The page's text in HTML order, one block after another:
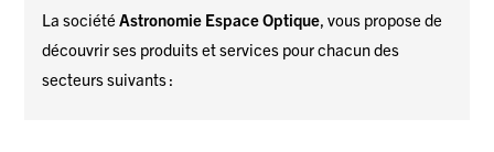
La sociétéAstronomie Espace Optique, vous propose de
découvrir ses produits et services pour chacun des
secteurs suivants :